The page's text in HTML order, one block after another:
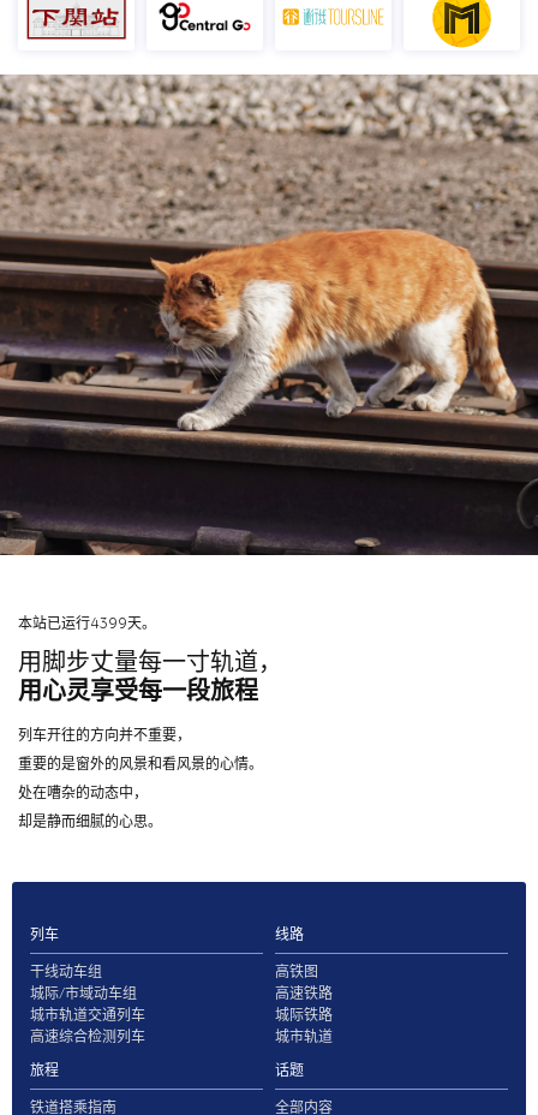
本站已运行4399天。
用脚步丈量每一寸轨道，
用心灵享受每一段旅程
列车开往的方向并不重要，
重要的是窗外的风景和看风景的心情。
处在嘈杂的动态中，
却是静而细腻的心思。
列车
干线动车组
城际/市域动车组
城市轨道交通列车
高速综合检测列车
线路
高铁图
高速铁路
城际铁路
城市轨道
旅程
铁道搭乘指南
话题
全部内容